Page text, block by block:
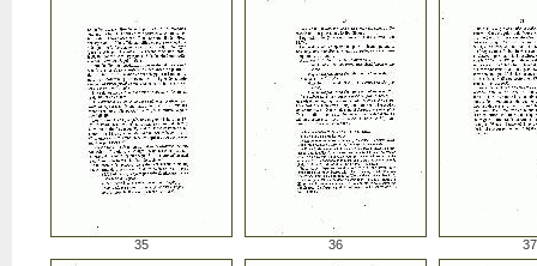
35 36 37